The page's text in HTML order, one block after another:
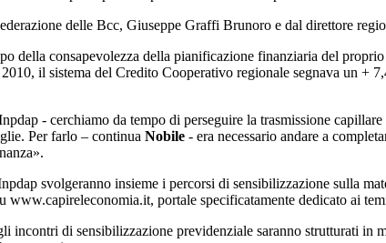
delle Bcc, Giuseppe Graffi Brunoro e dal direttore
della consapevolezza della pianificazione finanziaria del
il sistema del Credito Cooperativo regionale segnava un
- cerchiamo da tempo di perseguire la trasmissione
Per farlo – continua Nobile - era necessario andare a
svolgeranno insieme i percorsi di sensibilizzazione sulla
portale specificatamente dedicato ai
incontri di sensibilizzazione previdenziale saranno strutturati in